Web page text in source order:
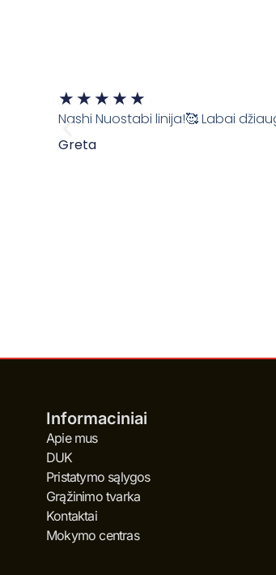
★ ★ ★ ★ ★
5
Nashi Nuostabi linija!🥰 Labai
Greta
Informaciniai
Apie mus
DUK
Pristatymo sąlygos
Grąžinimo tvarka
Kontaktai
Mokymo centras